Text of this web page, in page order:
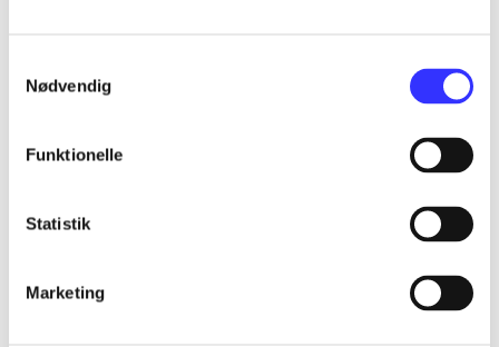
Nødvendig
Funktionelle
Statistik
Marketing
Alle registrerede artikler fordelt på udgivelser
...
...
...